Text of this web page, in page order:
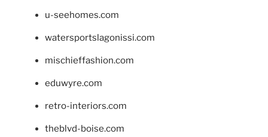
u-seehomes.com
watersportslagonissi.com
mischieffashion.com
eduwyre.com
retro-interiors.com
theblvd-boise.com